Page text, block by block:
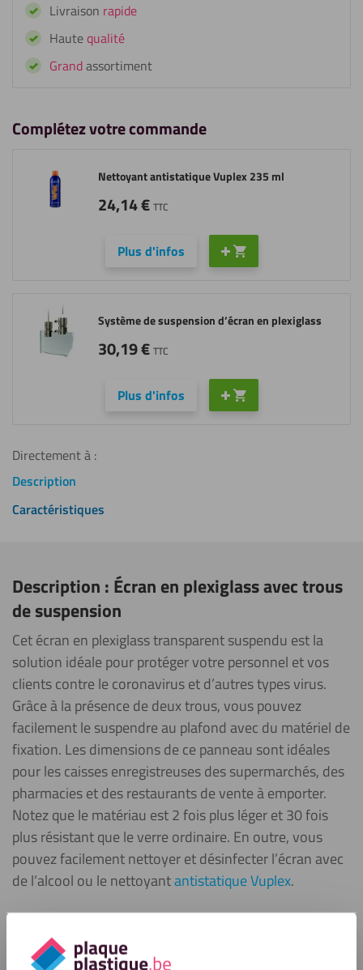
trous
de
suspension
Livraison rapide
Hautequalité
Grandassortiment
Complétez votre commande
Plus d'infos
Nettoyant antistatique Vuplex 235 ml
24,14€ TTC
Plus d'infos
Système de suspension d’écran en plexiglass
30,19€ TTC
Directement à :
Description
Caractéristiques
Description : Écran en plexiglass avec trous
de suspension
Cet écran en plexiglass transparent suspendu est la
solution idéale pour protéger votre personnel et vos
clients contre le coronavirus et d’autres types virus.
Grâce à la présence de deux trous, vous pouvez
facilement le suspendre au plafond avec du matériel de
fixation. Les dimensions de ce panneau sont idéales
pour les caisses enregistreuses des supermarchés, des
pharmacies et des restaurants de vente à emporter.
Notez que le matériau est 2 fois plus léger et 30 fois
plus résistant que le verre ordinaire. En outre, vous
pouvez facilement nettoyer et désinfecter l’écran avec
de l’alcool ou le nettoyantantistatique Vuplex.